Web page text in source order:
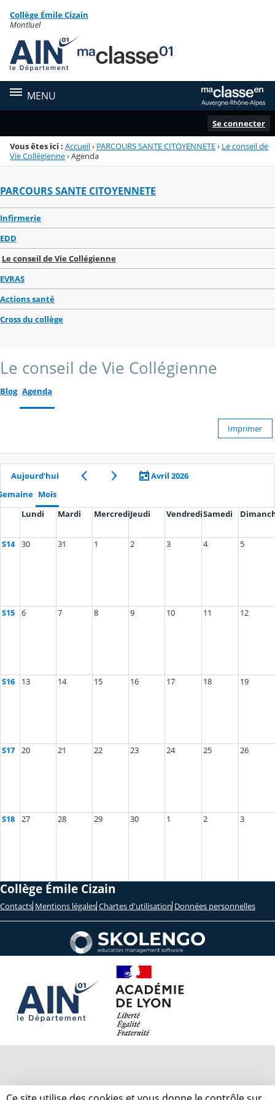
Menu de la rubrique
Contenu
Collège Émile Cizain
Montluel
MENU
Se connecter
Vous êtes ici : Accueil› PARCOURS SANTE CITOYENNETE› Le conseil de
Vie Collégienne›Agenda
PARCOURS SANTE CITOYENNETE
Infirmerie
EDD
Le conseil de Vie Collégienne
EVRAS
Actions santé
Cross du collège
Le conseil de Vie Collégienne
Blog Agenda
Imprimer
Aujourd’hui
Avril 2026
Mois
Lundi
Mardi MercrediJeudi VendrediSamedi
S14 30 31 1 2 3 4 5
S15 6 7 8 9 10 11 12
S16 13 14 15 16 17 18 19
S17 20 21 22 23 24 25 26
S18 27 28 29 30 1 2 3
Collège Émile Cizain
Contacts Mentions légales Chartes d'utilisation Données personnelles